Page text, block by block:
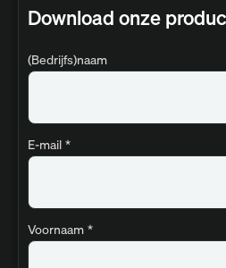
Download onze
(Bedrijfs)naam
E-mail *
Voornaam *